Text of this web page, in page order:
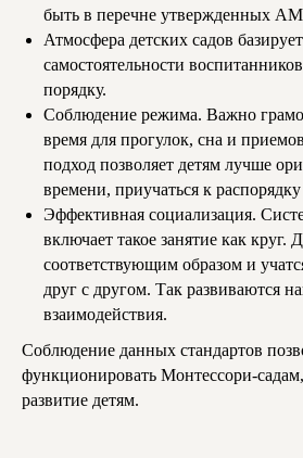
быть в перечне утвержденных
Атмосфера детских садов
самостоятельности
порядку.
Соблюдение режима. Важно
время для прогулок, сна и
подход позволяет детям лучше
времени, приучаться к
Эффективная социализация.
включает такое занятие как круг.
соответствующим образом и
друг с другом. Так развиваются
взаимодействия.
Соблюдение данных стандартов
функционировать Монтессори-садам,
развитие детям.